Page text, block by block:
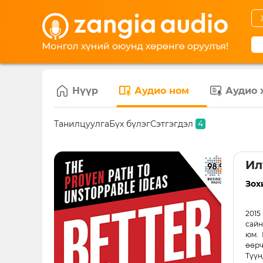
Нүүр Аудио ном Аудио
ТанилцуулгаБүх бүлэгСэтгэгдэл 4
юм.